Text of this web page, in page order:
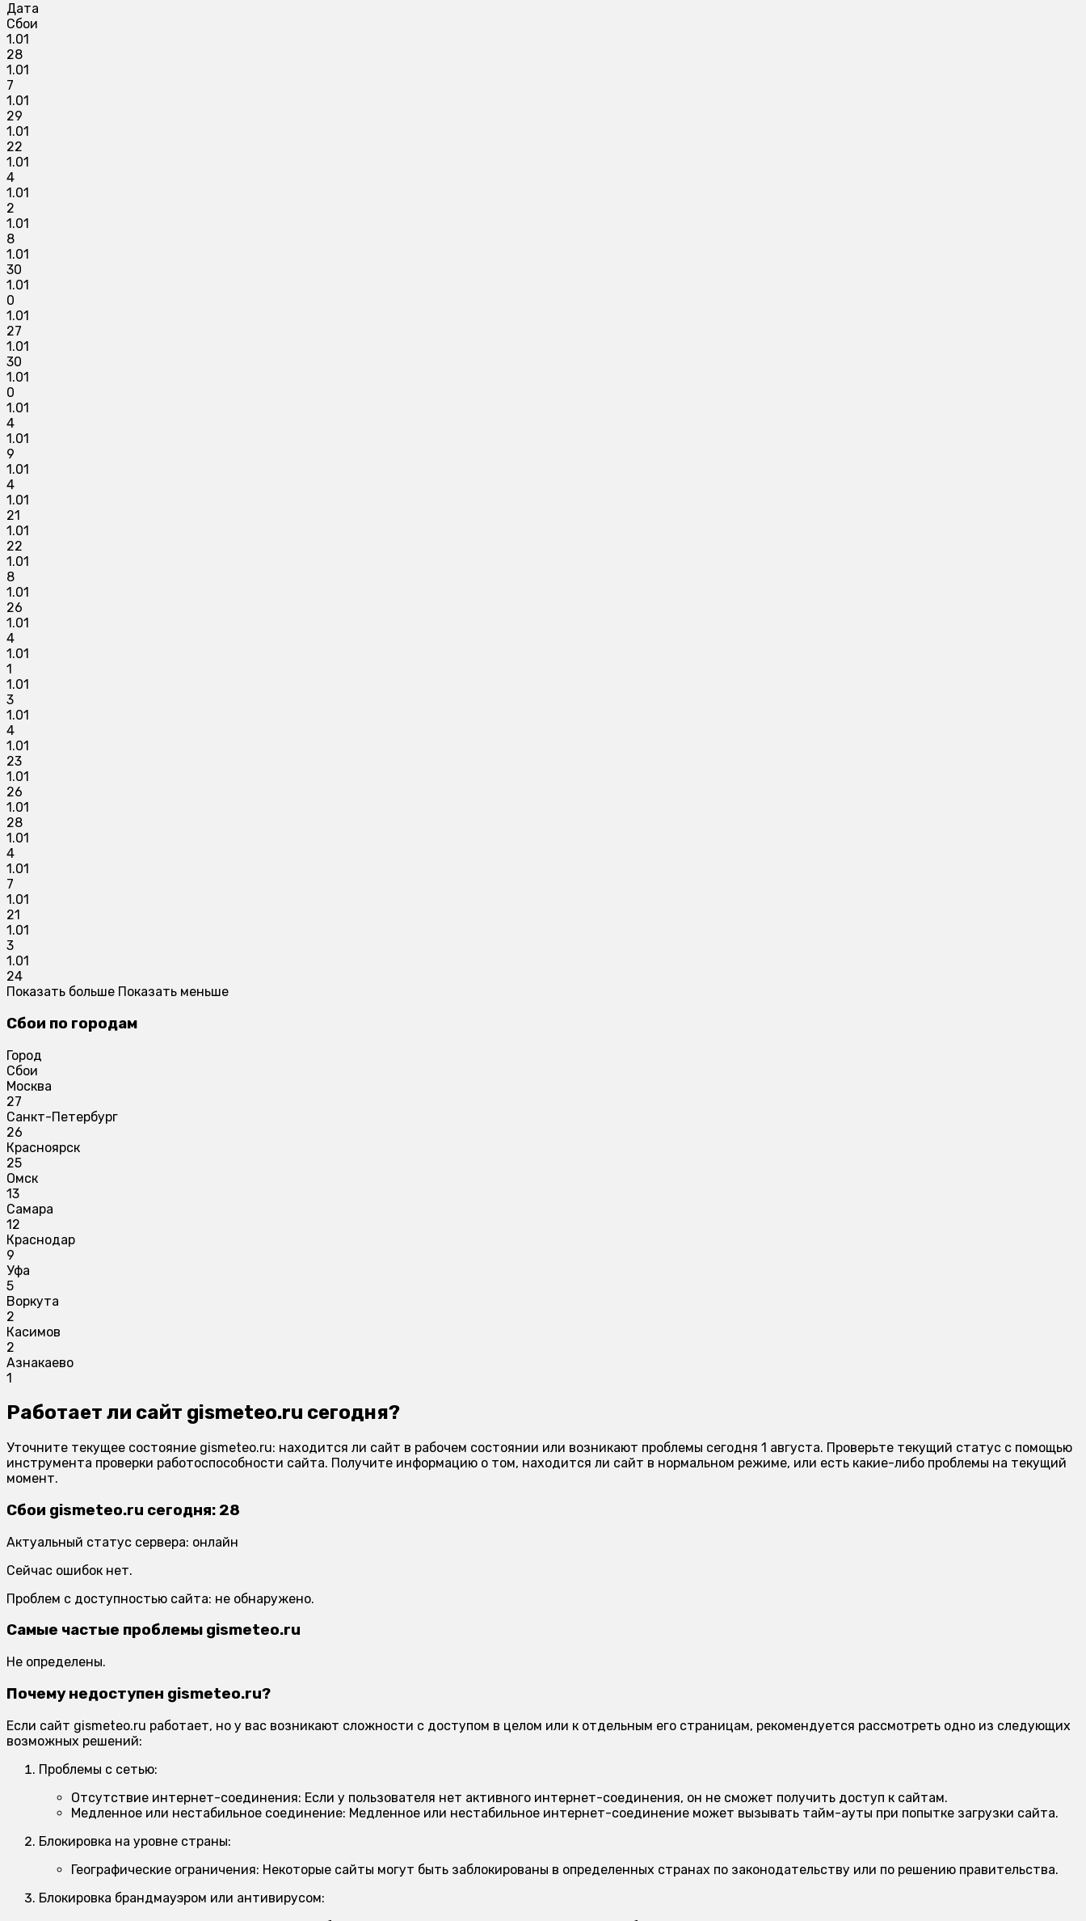
Дата
Сбои
1.01
28
1.01
7
1.01
29
1.01
22
1.01
4
1.01
2
1.01
8
1.01
30
1.01
0
1.01
27
1.01
30
1.01
0
1.01
4
1.01
9
1.01
4
1.01
21
1.01
22
1.01
8
1.01
26
1.01
4
1.01
1
1.01
3
1.01
4
1.01
23
1.01
26
1.01
28
1.01
4
1.01
7
1.01
21
1.01
3
1.01
24
Показать больше Показать меньше
Сбои по городам
Город
Сбои
Москва
27
Санкт-Петербург
26
Красноярск
25
Омск
13
Самара
12
Краснодар
9
Уфа
5
Воркута
2
Касимов
2
Азнакаево
1
Работает ли сайт gismeteo.ru сегодня?
Уточните текущее состояние gismeteo.ru: находится ли сайт в рабочем состоянии или возникают проблемы сегодня 1 августа. Проверьте текущий статус с помощью
инструмента проверки работоспособности сайта. Получите информацию о том, находится ли сайт в нормальном режиме, или есть какие-либо проблемы на текущий
момент.
Сбои gismeteo.ru сегодня: 28
Актуальный статус сервера: онлайн
Сейчас ошибок нет.
Проблем с доступностью сайта: не обнаружено.
Самые частые проблемы gismeteo.ru
Не определены.
Почему недоступен gismeteo.ru?
Если сайт gismeteo.ru работает, но у вас возникают сложности с доступом в целом или к отдельным его страницам, рекомендуется рассмотреть одно из следующих
возможных решений:
Проблемы с сетью:
Отсутствие интернет-соединения: Если у пользователя нет активного интернет-соединения, он не сможет получить доступ к сайтам.
Медленное или нестабильное соединение: Медленное или нестабильное интернет-соединение может вызывать тайм-ауты при попытке загрузки сайта.
Блокировка на уровне страны:
Географические ограничения: Некоторые сайты могут быть заблокированы в определенных странах по законодательству или по решению правительства.
Блокировка брандмауэром или антивирусом: